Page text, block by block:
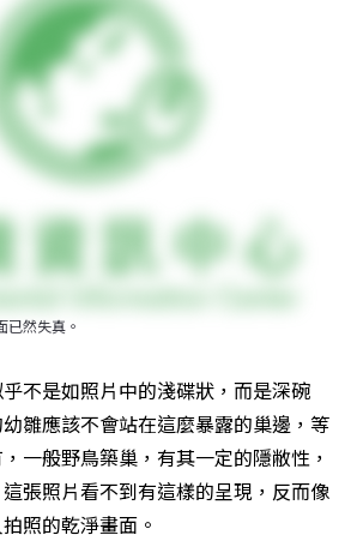
已然失真。
不是如照片中的淺碟狀，而是深碗
雛應該不會站在這麼暴露的巢邊，等
一般野鳥築巢，有其一定的隱敝性，
張照片看不到有這樣的呈現，反而像
照的乾淨畫面。